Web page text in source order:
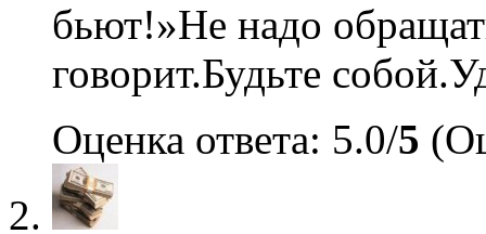
бьют!»Не надо
говорит.Будьте
Оценка ответа: 5.0/5